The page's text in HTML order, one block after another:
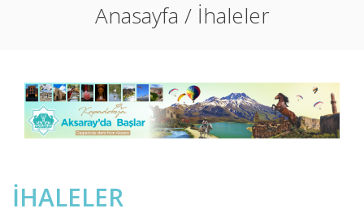
Anasayfa / İhaleler
İHALELER